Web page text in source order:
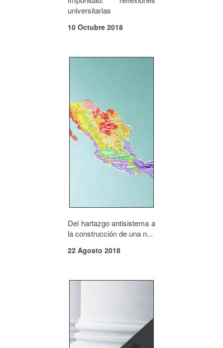
universitarias
10 Octubre 2018
Del hartazgo antisistema a
la construcción de una n...
22 Agosto 2018